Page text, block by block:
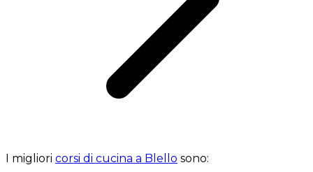
I migliori corsi di cucina a Blello sono: